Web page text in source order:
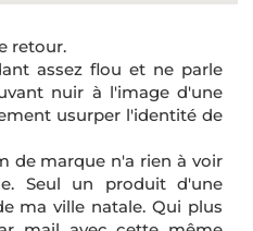
retour.
assez flou et ne parle
nuir à l'image d'une
usurper l'identité de
de marque n'a rien à voir
Seul un produit d'une
ma ville natale. Qui plus